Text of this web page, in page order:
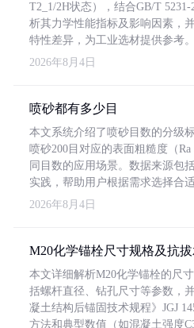
T2_1/2H状态），结合GB/T
析其力学性能指标及影响因素，
特性差异，为工业选材提供参考。
2026年8月4日
喷砂都有多少目
本文系统介绍了喷砂目数的分级
喷砂200目对应的表面粗糙度（
同目数的应用场景。数据来源包
实践，帮助用户根据需求选择合
2026年8月4日
M20化学锚栓尺寸规格及抗
本文详细解析M20化学锚栓的尺
括螺杆直径、钻孔尺寸等参数，
凝土结构后锚固技术规程》JGJ
方法和典型数值（如混凝土强度